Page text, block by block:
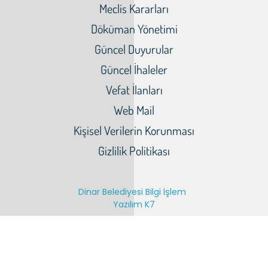
Meclis Kararları
Döküman Yönetimi
Güncel Duyurular
Güncel İhaleler
Vefat İlanları
Web Mail
Kişisel Verilerin Korunması
Gizlilik Politikası
Dinar Belediyesi Bilgi İşlem
Yazılım K7